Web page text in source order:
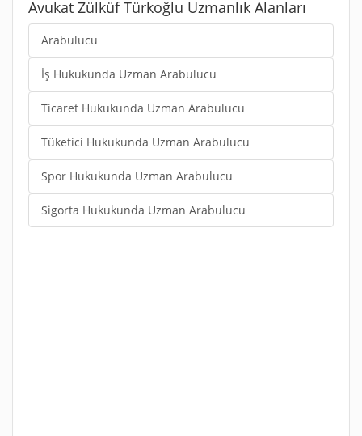
Avukat Zülküf Türkoğlu Uzmanlık Alanları
Arabulucu
İş Hukukunda Uzman Arabulucu
Ticaret Hukukunda Uzman Arabulucu
Tüketici Hukukunda Uzman Arabulucu
Spor Hukukunda Uzman Arabulucu
Sigorta Hukukunda Uzman Arabulucu